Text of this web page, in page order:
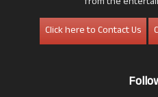
Click here to Contact Us